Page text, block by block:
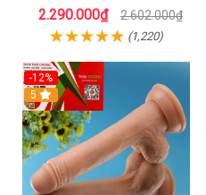
Động, Sưởi Ấm Thực Tế, Điều
Khiển Từ Xa
2.290.000₫ 2.602.000₫
(1,220)
-12%
5